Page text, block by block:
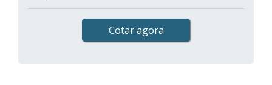
Cotar agora